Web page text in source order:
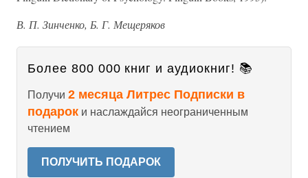
В. П. Зинченко, Б. Г. Мещеряков
Более 800 000 книг и аудиокниг! 📚
Получи 2 месяца Литрес Подписки в
подарок и наслаждайся неограниченным
чтением
ПОЛУЧИТЬ ПОДАРОК